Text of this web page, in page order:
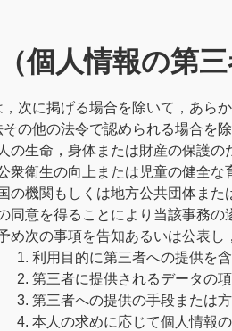
個人情報の第三
，次に掲げる場合を除いて，あら
の他の法令で認められる場合を除
人の生命，身体または財産の保護
衆衛生の向上または児童の健全な
の機関もしくは地方公共団体ま
同意を得ることにより当該事務の
め次の事項を告知あるいは公表し
利用目的に第三者への提供を
第三者に提供されるデータの項
第三者への提供の手段または
本人の求めに応じて個人情報